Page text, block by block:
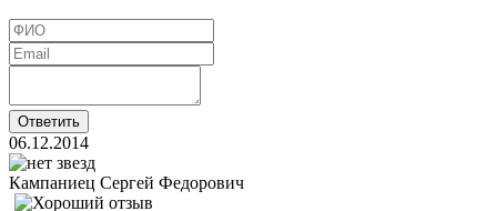
06.12.2014
Кампаниец Сергей Федорович